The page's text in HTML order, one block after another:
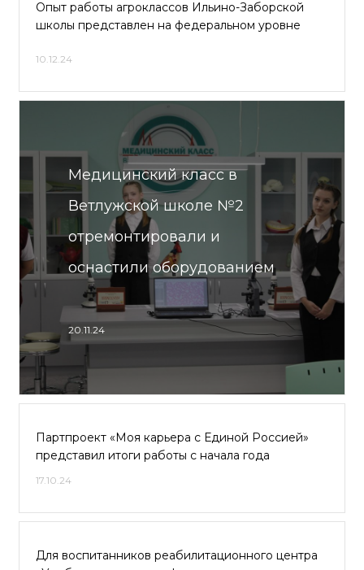
Опыт работы агроклассов Ильино-Заборской
школы представлен на федеральном уровне
10.12.24
Медицинский класс в
Ветлужской школе №2
отремонтировали и
оснастили оборудованием
20.11.24
Партпроект «Моя карьера с Единой Россией»
представил итоги работы с начала года
17.10.24
Для воспитанников реабилитационного центра